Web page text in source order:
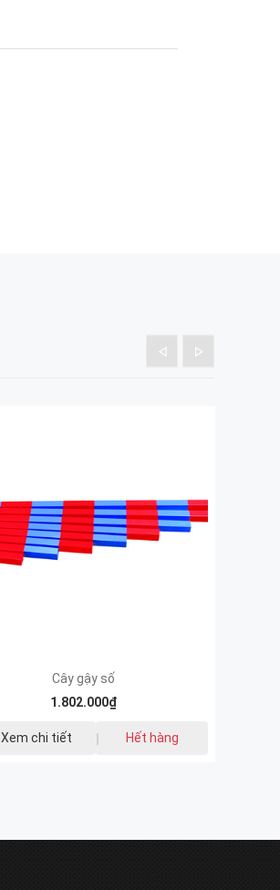
Cây gậy số
1.802.000₫
Xem chi tiết Hết hàng